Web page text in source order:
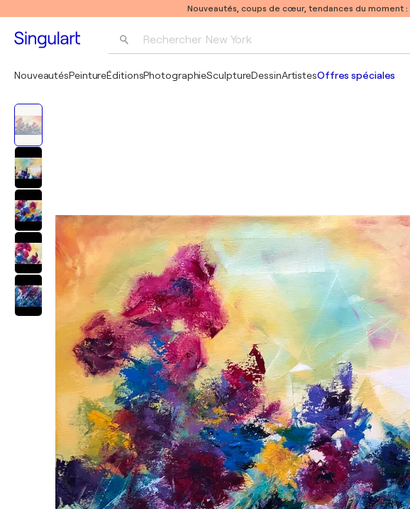
Nouveautés, coups de cœur, tendances du moment :
Rechercher New York
NouveautésPeintureÉditionsPhotographieSculptureDessinArtistesOffres spéciales